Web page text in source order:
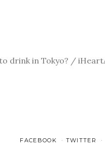
drink in Tokyo? /
FACEBOOK TWITTER